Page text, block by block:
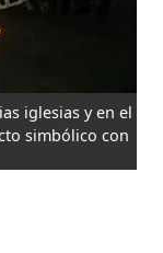
iglesias y en el
simbólico con